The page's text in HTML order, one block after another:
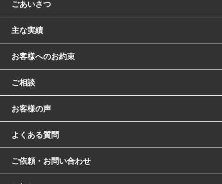
ごあいさつ
主な実績
お客様へのお約束
ご相談
お客様の声
よくある質問
ご依頼・お問い合わせ